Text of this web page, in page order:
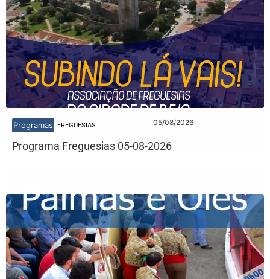
Programas FREGUESIAS 05/08/2026
Programa Freguesias 05-08-2026